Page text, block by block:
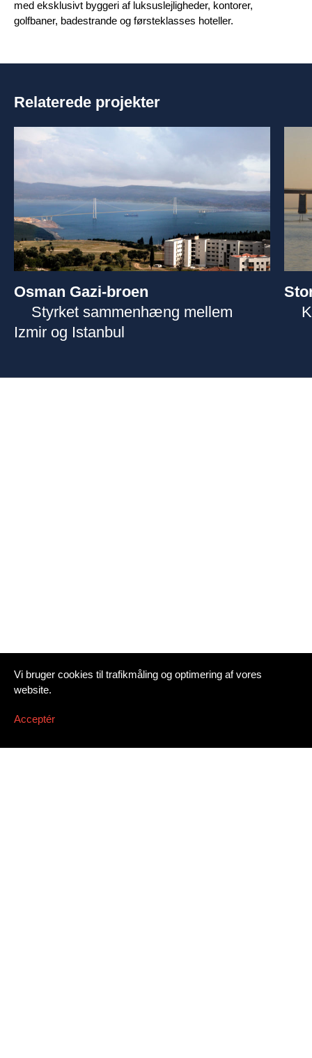
med eksklusivt byggeri af luksuslejligheder, kontorer,
golfbaner, badestrande og førsteklasses hoteller.
Relaterede projekter
Osman Gazi-broen
Styrket sammenhæng mellem
Izmir og Istanbul
Vi bruger cookies til trafikmåling og optimering af vores
website.
Acceptér